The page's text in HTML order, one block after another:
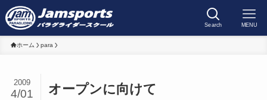
Search MENU
ホーム para
オープンに向けて
2009
4/01